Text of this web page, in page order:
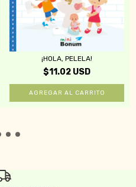
¡HOLA, PELELA!
$11.02 USD